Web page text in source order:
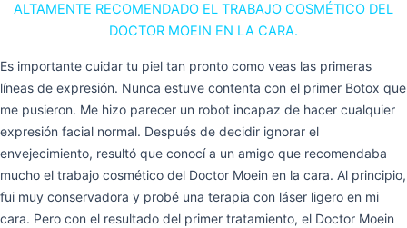
ALTAMENTE RECOMENDADO EL TRABAJO COSMÉTICO DEL
DOCTOR MOEIN EN LA CARA.
Es importante cuidar tu piel tan pronto como veas las primeras
líneas de expresión. Nunca estuve contenta con el primer Botox que
me pusieron. Me hizo parecer un robot incapaz de hacer cualquier
expresión facial normal. Después de decidir ignorar el
envejecimiento, resultó que conocí a un amigo que recomendaba
mucho el trabajo cosmético del Doctor Moein en la cara. Al principio,
fui muy conservadora y probé una terapia con láser ligero en mi
cara. Pero con el resultado del primer tratamiento, el Doctor Moein